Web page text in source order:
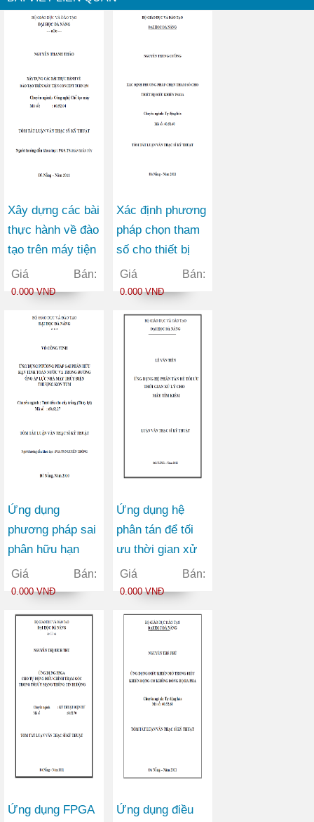
Xây dựng các bài
thực hành về đào
tạo trên máy tiện
concept turn 250
Giá Bán:
0.000 VNĐ
Xác định phương
pháp chọn tham
số cho thiết bị
điều khiển
PSS1A
Giá Bán:
0.000 VNĐ
Ứng dụng
phương pháp sai
phân hữu hạn
tính toán nước
và trong đường
máy thủy điện
thượng Kon Tum
Giá Bán:
0.000 VNĐ
Ứng dụng hệ
phân tán để tối
ưu thời gian xử
lý cho máy tìm
kiếm
Giá Bán:
0.000 VNĐ
Ứng dụng FPGA
Ứng dụng điều